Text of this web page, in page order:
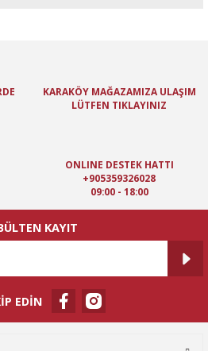
veya görüntülenemiyor.
daha pahalı.
Gönder
KARAKÖY MAĞAZAMIZA ULAŞIM
LÜTFEN TIKLAYINIZ
ONLINE DESTEK HATTI
+905359326028
09:00 - 18:00
KAYIT
EDİN